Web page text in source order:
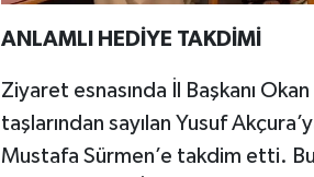
ANLAMLI HEDİYE TAKDİMİ
Ziyaret esnasında İl Başkanı
taşlarından sayılan Yusuf
Mustafa Sürmen’e takdim etti.